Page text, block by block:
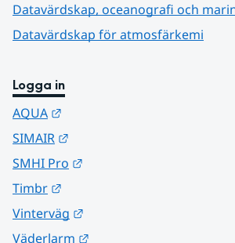
Datavärdskap, oceanografi och
Datavärdskap för atmosfärkemi
Logga in
AQUA
SIMAIR
SMHI Pro
Timbr
Vinterväg
Väderlarm